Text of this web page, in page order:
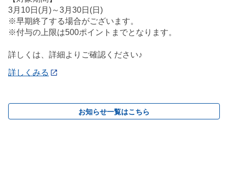
3月10日(月)～3月30日(日)
※早期終了する場合がございます。
※付与の上限は500ポイントまでとなります。
詳しくは、詳細よりご確認ください♪
詳しくみる
お知らせ一覧はこちら